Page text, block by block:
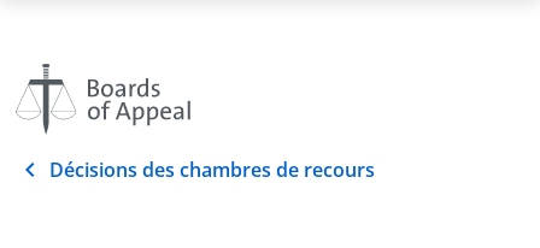
Décisions des chambres de recours